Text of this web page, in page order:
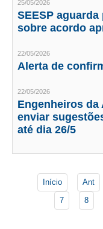
MANUAL DE REDAÇÃO
RELEASES
CONTATO
ASSOCIE-SE
ATUALIZAÇÃO
NÚCLEO JOVEM
25/05/2026
SEESP
sobre acordo
22/05/2026
Alerta de
22/05/2026
Engenheiros da
enviar
até dia 26/5
Início Ant
7
8